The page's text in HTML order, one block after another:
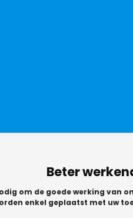
Beter
om de goede werking
enkel geplaatst met uw